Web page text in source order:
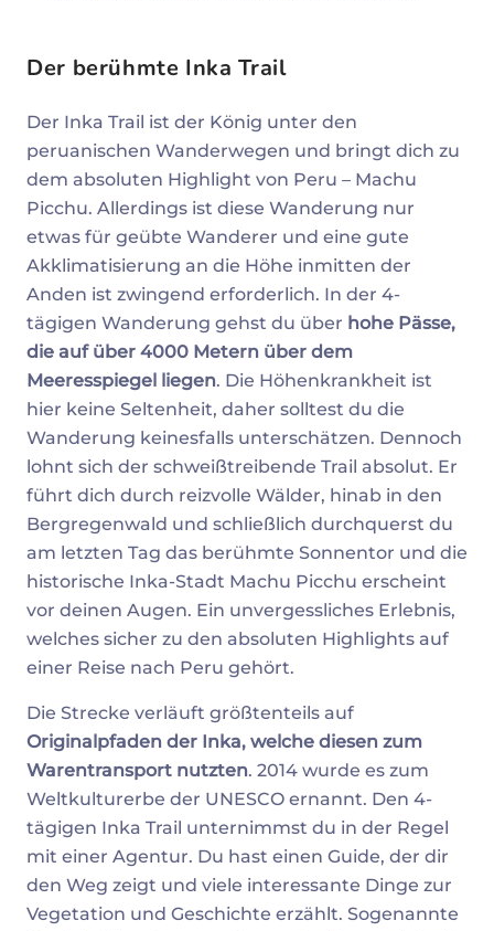
Der berühmte Inka Trail
Der Inka Trail ist der König unter den
peruanischen Wanderwegen und bringt dich zu
dem absoluten Highlight von Peru – Machu
Picchu. Allerdings ist diese Wanderung nur
etwas für geübte Wanderer und eine gute
Akklimatisierung an die Höhe inmitten der
Anden ist zwingend erforderlich. In der 4-
tägigen Wanderung gehst du über hohe Pässe,
die auf über 4000 Metern über dem
Meeresspiegel liegen. Die Höhenkrankheit ist
hier keine Seltenheit, daher solltest du die
Wanderung keinesfalls unterschätzen. Dennoch
lohnt sich der schweißtreibende Trail absolut. Er
führt dich durch reizvolle Wälder, hinab in den
Bergregenwald und schließlich durchquerst du
am letzten Tag das berühmte Sonnentor und die
historische Inka-Stadt Machu Picchu erscheint
vor deinen Augen. Ein unvergessliches Erlebnis,
welches sicher zu den absoluten Highlights auf
einer Reise nach Peru gehört.
Die Strecke verläuft größtenteils auf
Originalpfaden der Inka, welche diesen zum
Warentransport nutzten. 2014 wurde es zum
Weltkulturerbe der UNESCO ernannt. Den 4-
tägigen Inka Trail unternimmst du in der Regel
mit einer Agentur. Du hast einen Guide, der dir
den Weg zeigt und viele interessante Dinge zur
Vegetation und Geschichte erzählt. Sogenannte